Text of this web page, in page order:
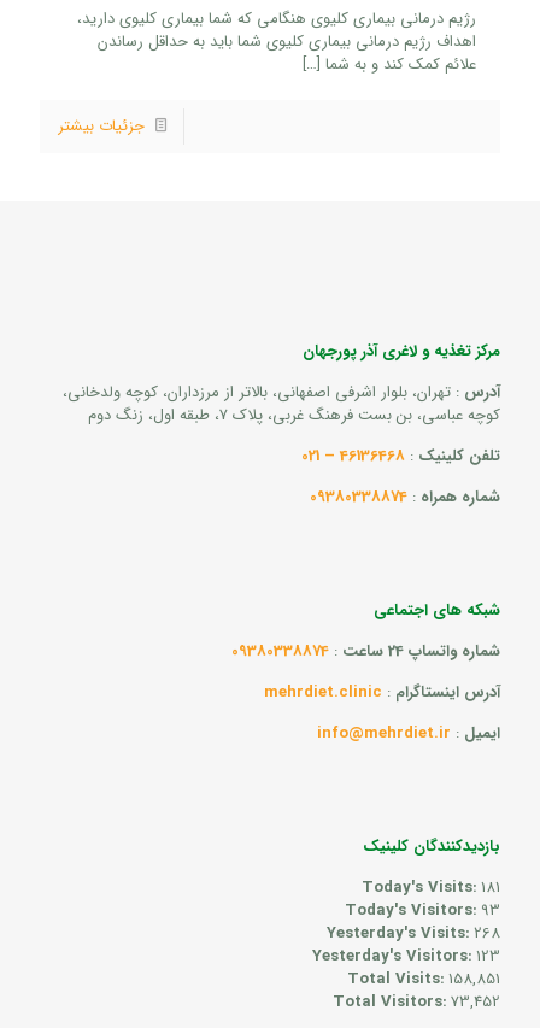
رژیم درمانی بیماری کلیوی هنگامی که شما بیماری کلیوی دارید،
اهداف رژیم درمانی بیماری کلیوی شما باید به حداقل رساندن
علائم کمک کند و به شما […]
جزئیات بیشتر
مرکز تغذیه و لاغری آذر پورجهان
آدرس : تهران، بلوار اشرفی اصفهانی، بالاتر از مرزداران، کوچه ولدخانی،
کوچه عباسی، بن بست فرهنگ غربی، پلاک 7، طبقه اول، زنگ دوم
تلفن کلینیک :
46136468 – 021
شماره همراه :
09380338874
شبکه های اجتماعی
شماره واتساپ 24 ساعت
:
09380338874
آدرس اینستاگرام :
mehrdiet.clinic
ایمیل :
info@mehrdiet.ir
بازدیدکنندگان کلینیک
Today's Visits:181
Today's Visitors: 93
Yesterday's Visits:268
Yesterday's Visitors:123
Total Visits:158,851
Total Visitors:73,452